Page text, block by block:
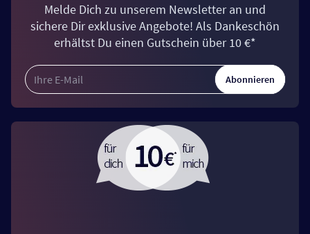
Melde Dich zu unserem Newsletter an und
sichere Dir exklusive Angebote! Als Dankeschön
erhältst Du einen Gutschein über 10 €*
Abonnieren